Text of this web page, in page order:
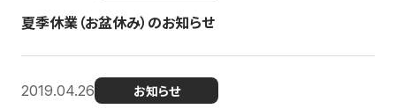
夏季休業（お盆休み）のお知らせ
2019.04.26 お知らせ